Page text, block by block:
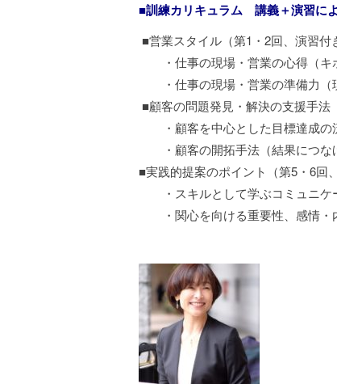
■訓練カリキュラム 講義＋演習に
■営業スタイル（第1・2回、演習付
・仕事の現場・営業の心得（キ
・仕事の現場・営業の準備力（
■顧客の問題発見・解決の支援手法
・顧客を中心とした目標達成の
・顧客の開拓手法（結果につな
■実践的提案のポイント（第5・6回
・スキルとして学ぶコミュニケ
・関心を向ける重要性、感情・